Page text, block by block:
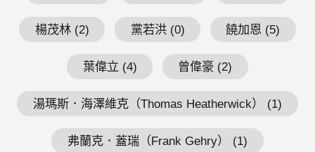
楊茂林 (2) 黨若洪 (0) 饒加恩 (5)
葉偉立 (4) 曾偉豪 (2)
湯瑪斯．海澤維克（Thomas Heatherwick） (1)
弗蘭克．蓋瑞（Frank Gehry） (1)